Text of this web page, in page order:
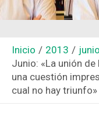
Inicio 2013 junio
Junio: «La unión
una cuestión
cual no hay triunfo»